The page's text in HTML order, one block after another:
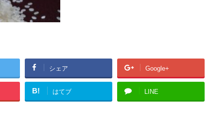
シェア Google+
B! はてブ LINE